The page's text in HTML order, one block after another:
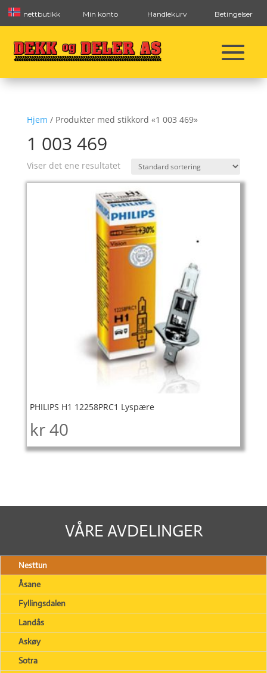
nettbutikk Min konto Handlekurv Betingelser
Hjem / Produkter med stikkord «1 003 469»
1 003 469
Viser det ene resultatet
PHILIPS H1 12258PRC1 Lyspære
kr40
VÅRE AVDELINGER
Nesttun
Åsane
Fyllingsdalen
Landås
Askøy
Sotra